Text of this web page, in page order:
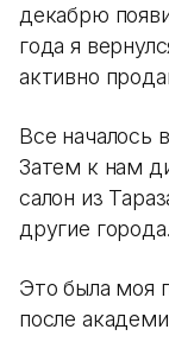
декабрю
года я
активно
Все началось
Затем к нам
салон из
другие
Это была моя
после